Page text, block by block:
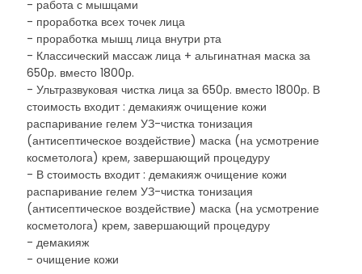
- работа с мышцами
- проработка всех точек лица
- проработка мышц лица внутри рта
- Классический массаж лица + альгинатная маска за
650р. вместо 1800р.
- Ультразвуковая чистка лица за 650р. вместо 1800р. В
стоимость входит : демакияж очищение кожи
распаривание гелем УЗ-чистка тонизация
(антисептическое воздействие) маска (на усмотрение
косметолога) крем, завершающий процедуру
- В стоимость входит : демакияж очищение кожи
распаривание гелем УЗ-чистка тонизация
(антисептическое воздействие) маска (на усмотрение
косметолога) крем, завершающий процедуру
- демакияж
- очищение кожи